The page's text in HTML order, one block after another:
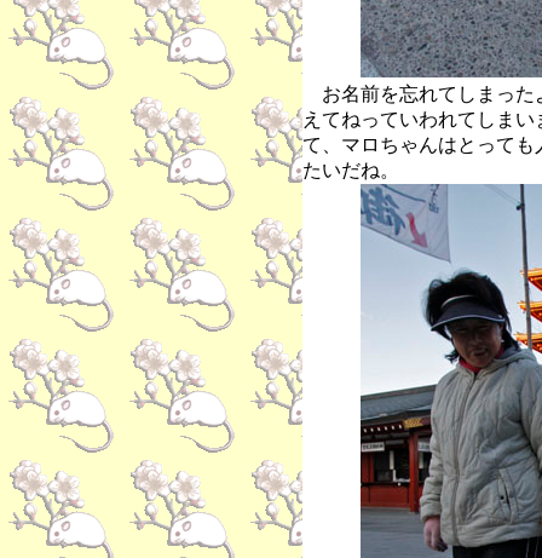
お名前を忘れてしまった
えてねっていわれてしま
て、マロちゃんはとって
たいだね。